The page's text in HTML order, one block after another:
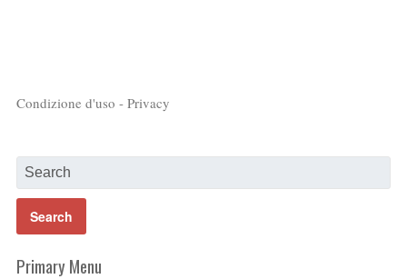
Condizione d'uso - Privacy
Primary Menu